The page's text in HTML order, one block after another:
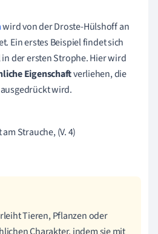
wird von der Droste-Hülshoff an
Ein erstes Beispiel findet sich
der ersten Strophe. Hier wird
Eigenschaftverliehen, die
wird.
Strauche, (V. 4)
Tieren, Pflanzen oder